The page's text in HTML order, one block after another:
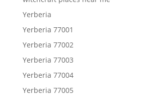
Yerberia
Yerberia 77001
Yerberia 77002
Yerberia 77003
Yerberia 77004
Yerberia 77005